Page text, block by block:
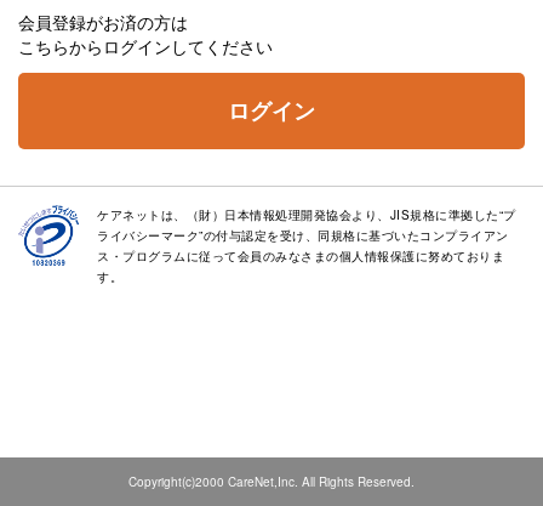
会員登録がお済の方は
こちらからログインしてください
ログイン
ケアネットは、（財）日本情報処理開発協会より、JIS規格に準拠した“プ
ライバシーマーク”の付与認定を受け、同規格に基づいたコンプライアン
ス・プログラムに従って会員のみなさまの個人情報保護に努めておりま
す。
Copyright(c)2000 CareNet,Inc. All Rights Reserved.